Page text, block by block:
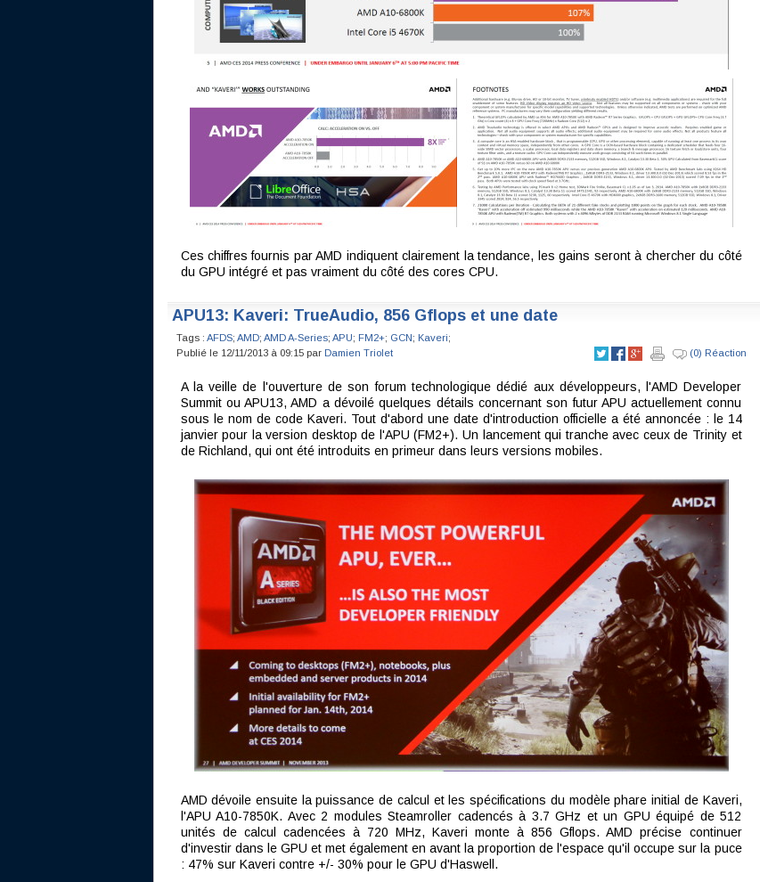
Ces chiffres fournis par AMD indiquent clairement la tendance, les gains seront à chercher du côté
du GPU intégré et pas vraiment du côté des cores CPU.
APU13: Kaveri: TrueAudio, 856 Gflops et une date
Tags : AFDS; AMD; AMD A-Series; APU; FM2+; GCN; Kaveri;
Publié le 12/11/2013 à 09:15 par Damien Triolet (0) Réaction
A la veille de l'ouverture de son forum technologique dédié aux développeurs, l'AMD Developer
Summit ou APU13, AMD a dévoilé quelques détails concernant son futur APU actuellement connu
sous le nom de code Kaveri. Tout d'abord une date d'introduction officielle a été annoncée : le 14
janvier pour la version desktop de l'APU (FM2+). Un lancement qui tranche avec ceux de Trinity et
de Richland, qui ont été introduits en primeur dans leurs versions mobiles.
AMD dévoile ensuite la puissance de calcul et les spécifications du modèle phare initial de Kaveri,
l'APU A10-7850K. Avec 2 modules Steamroller cadencés à 3.7 GHz et un GPU équipé de 512
unités de calcul cadencées à 720 MHz, Kaveri monte à 856 Gflops. AMD précise continuer
d'investir dans le GPU et met également en avant la proportion de l'espace qu'il occupe sur la puce
: 47% sur Kaveri contre +/- 30% pour le GPU d'Haswell.